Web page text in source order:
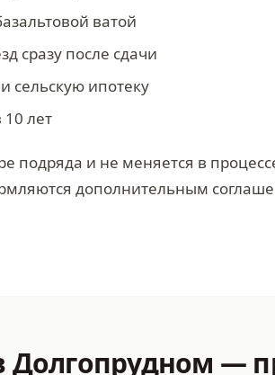
ватой
сразу после сдачи
сельскую ипотеку
10 лет
подряда и не меняется в
дополнительным
—